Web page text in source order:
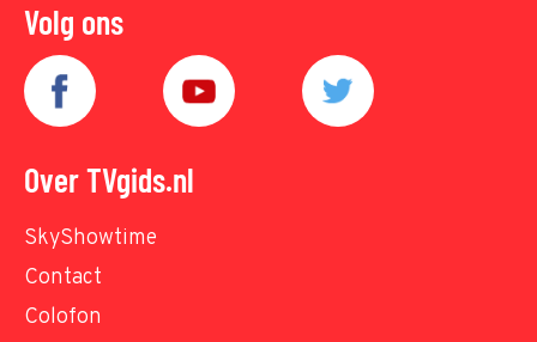
Volg ons
Over TVgids.nl
SkyShowtime
Contact
Colofon